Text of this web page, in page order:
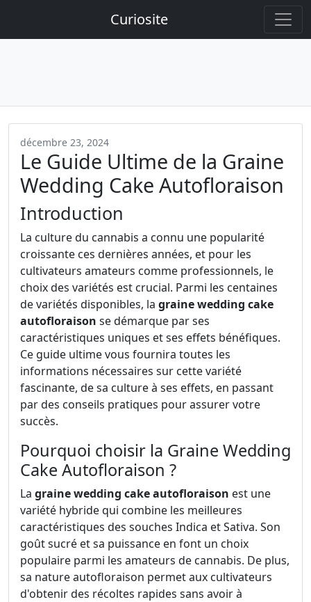
Curiosite
décembre 23, 2024
Le Guide Ultime de la Graine
Wedding Cake Autofloraison
Introduction
La culture du cannabis a connu une popularité
croissante ces dernières années, et pour les
cultivateurs amateurs comme professionnels, le
choix des variétés est crucial. Parmi les centaines
de variétés disponibles, la graine wedding cake
autofloraison se démarque par ses
caractéristiques uniques et ses effets bénéfiques.
Ce guide ultime vous fournira toutes les
informations nécessaires sur cette variété
fascinante, de sa culture à ses effets, en passant
par des conseils pratiques pour assurer votre
succès.
Pourquoi choisir la Graine Wedding
Cake Autofloraison ?
La graine wedding cake autofloraison est une
variété hybride qui combine les meilleures
caractéristiques des souches Indica et Sativa. Son
goût sucré et sa puissance en font un choix
populaire parmi les amateurs de cannabis. De plus,
sa nature autofloraison permet aux cultivateurs
d'obtenir des récoltes rapides sans avoir à